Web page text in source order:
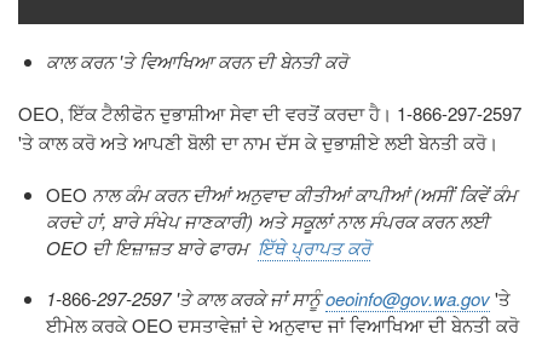
ਕਾਲ ਕਰਨ'ਤੇ ਵਿਆਖਿਆ ਕਰਨ ਦੀ ਬੇਨਤੀ ਕਰੋ
OEO,ਇੱਕਟੈਲੀਫੋਨਦੁਭਾਸ਼ੀਆਸੇਵਾਦੀਵਰਤੋਂਕਰਦਾਹੈ। 1-866-297-2597
'ਤੇਕਾਲਕਰੋਅਤੇਆਪਣੀਬੋਲੀਦਾਨਾਮਦੱਸਕੇਦੁਭਾਸ਼ੀਏਲਈਬੇਨਤੀਕਰੋ।
OEO ਨਾਲ ਕੰਮ ਕਰਨ ਦੀਆਂ ਅਨੁਵਾਦ ਕੀਤੀਆਂ ਕਾਪੀਆਂ(ਅਸੀਂ ਕਿਵੇਂ ਕੰਮ
ਕਰਦੇ ਹਾਂ, ਬਾਰੇ ਸੰਖੇਪ ਜਾਣਕਾਰੀ) ਅਤੇ ਸਕੂਲਾਂ ਨਾਲ ਸੰਪਰਕ ਕਰਨ ਲਈ
OEO ਦੀ ਇਜ਼ਾਜ਼ਤ ਬਾਰੇ ਫਾਰਮ ਇੱਥੇ ਪ੍ਰਾਪਤ ਕਰੋ
1-866-297-2597 'ਤੇ ਕਾਲ ਕਰਕੇ ਜਾਂ ਸਾਨੂੰ oeoinfo@gov.wa.gov 'ਤੇ
ਈਮੇਲ ਕਰਕੇOEO ਦਸਤਾਵੇਜ਼ਾਂ ਦੇ ਅਨੁਵਾਦ ਜਾਂ ਵਿਆਖਿਆ ਦੀ ਬੇਨਤੀ ਕਰੋ